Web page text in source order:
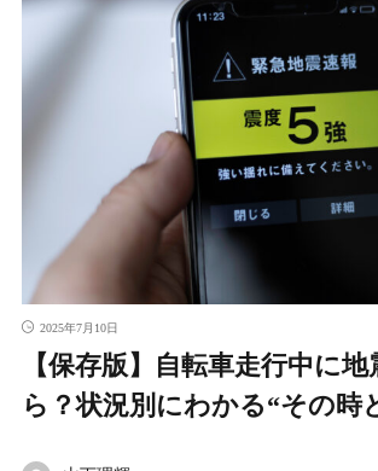
2025年7月10日
【保存版】自転車走行中に
ら？状況別にわかる“その時